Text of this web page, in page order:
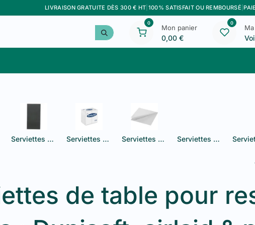
LIVRAISON GRATUITE DÈS 300 € HT 100% SATISFAIT OU REMBOURSÉ |
0
Mon panier
0,00 €
0
Serviettes Ecolabel Serviettes blanches 2 plis Serviettes blanches 3 plis Serviettes blanches 3 plis 1/8
de table pour